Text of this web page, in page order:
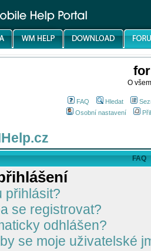
O
FAQ Hledat
Osobní nastavení
FAQ
přihlásit?
se registrovat?
odhlášen?
se moje uživatelské